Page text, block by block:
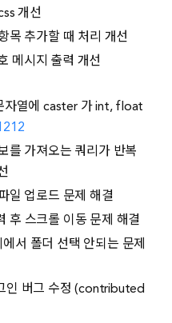
개선
목 추가할 때 처리 개선
메시지 출력 개선
자열에 caster 가 int, float
를 가져오는 쿼리가 반복
일 업로드 문제 해결
후 스크롤 이동 문제 해결
서 폴더 선택 안되는 문제
인 버그 수정 (contributed